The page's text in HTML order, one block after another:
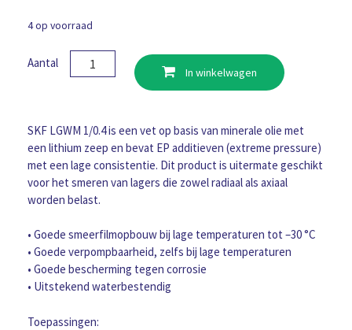
4 op voorraad
Aantal
Vet
400
Gram
vetpatroon
aantal
In winkelwagen
SKF LGWM 1/0.4 is een vet op basis van minerale olie met
een lithium zeep en bevat EP additieven (extreme pressure)
met een lage consistentie. Dit product is uitermate geschikt
voor het smeren van lagers die zowel radiaal als axiaal
worden belast.
• Goede smeerfilmopbouw bij lage temperaturen tot –30 °C
• Goede verpompbaarheid, zelfs bij lage temperaturen
• Goede bescherming tegen corrosie
• Uitstekend waterbestendig
Toepassingen: